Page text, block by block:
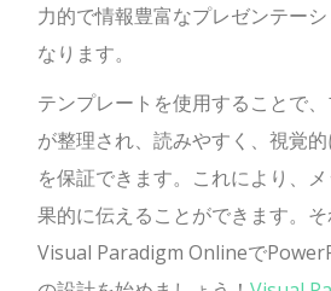
力的で情報豊富なプレゼンテー
なります。
テンプレートを使用することで
が整理され、読みやすく、視覚
を保証できます。これにより、
果的に伝えることができます。
Visual Paradigm Onlineで